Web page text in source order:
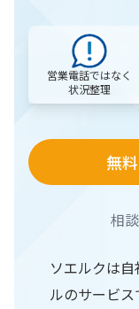
営業電話ではなく
状況整理
無
相
ソエルクは
ルのサービ